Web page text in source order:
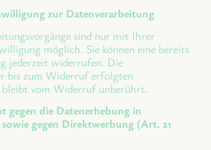
zur Datenverarbeitung
sind nur mit Ihrer
möglich. Sie können eine bereits
jederzeit widerrufen. Die
bis zum Widerruf erfolgten
vom Widerruf unberührt.
gegen die Datenerhebung in
gegen Direktwerbung (Art. 21